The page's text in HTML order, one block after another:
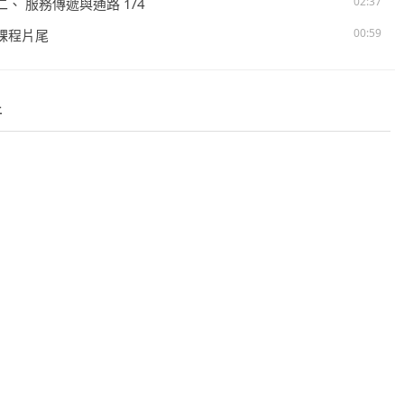
、 服務傳遞與通路 1/4
00:59
程片尾